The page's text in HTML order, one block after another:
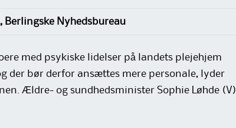
Berlingske Nyhedsbureau
med psykiske lidelser på landets plejehjem
der bør derfor ansættes mere personale, lyder
Ældre- og sundhedsminister Sophie Løhde (V)